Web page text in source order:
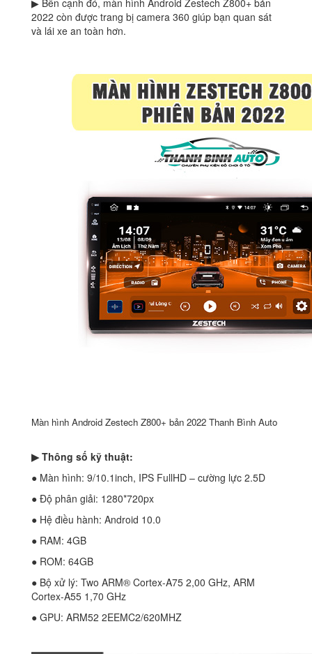
▶ Bên cạnh đó, màn hình Android Zestech Z800+ bản
2022 còn được trang bị camera 360 giúp bạn quan sát
và lái xe an toàn hơn.
Màn hình Android Zestech Z800+ bản 2022 Thanh Bình Auto
▶ Thông số kỹ thuật:
● Màn hình: 9/10.1inch, IPS FullHD – cường lực 2.5D
● Độ phân giải: 1280*720px
● Hệ điều hành: Android 10.0
● RAM: 4GB
● ROM: 64GB
● Bộ xử lý: Two ARM® Cortex-A75 2,00 GHz, ARM
Cortex-A55 1,70 GHz
● GPU: ARM52 2EEMC2/620MHZ